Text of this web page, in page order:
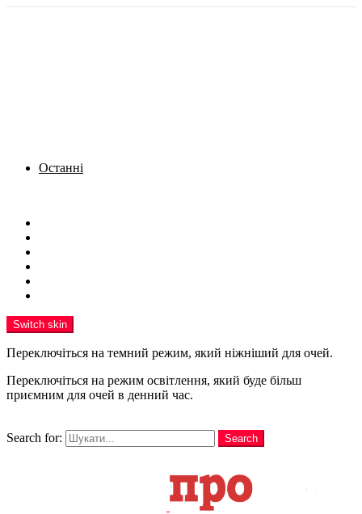
Останні
Switch skin
Переключіться на темний режим, який ніжніший для очей.
Переключіться на режим освітлення, який буде більш
приємним для очей в денний час.
Search for:
Search